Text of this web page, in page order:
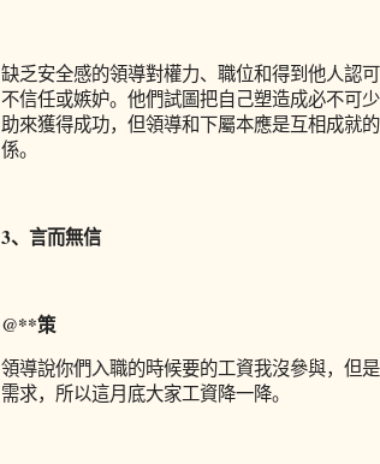
缺乏安全感的領導對權力、職位和得到他人認
不信任或嫉妒。他們試圖把自己塑造成必不可
助來獲得成功，但領導和下屬本應是互相成就
係。
3、言而無信
@**策
領導說你們入職的時候要的工資我沒參與，但
需求，所以這月底大家工資降一降。